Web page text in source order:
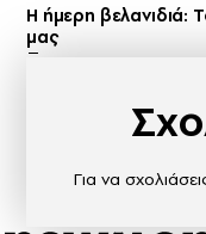
Η ήμερη βελανιδιά:
μας
Για να